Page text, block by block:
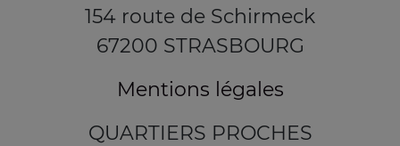
154 route de Schirmeck
67200 STRASBOURG
Mentions légales
QUARTIERS PROCHES